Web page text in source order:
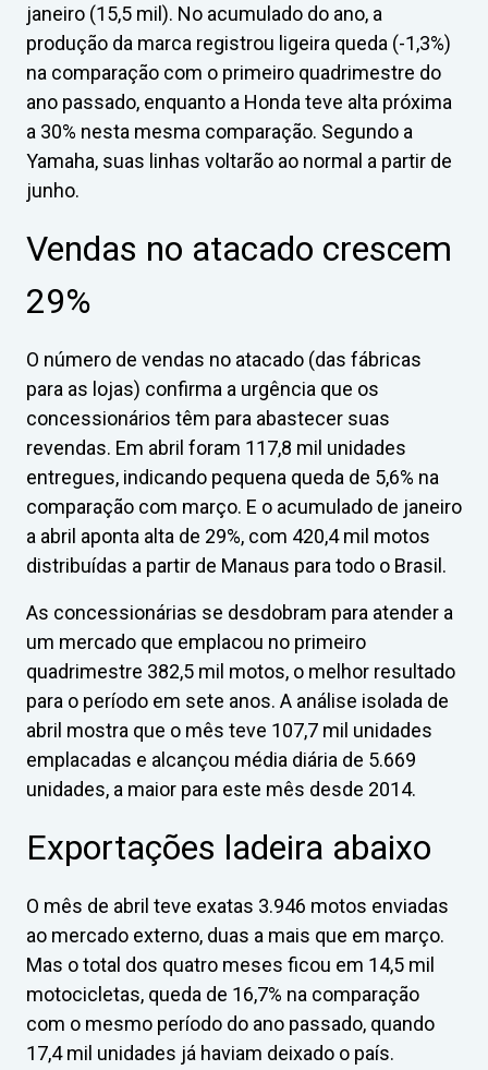
janeiro (15,5 mil). No acumulado do ano, a
produção da marca registrou ligeira queda (-1,3%)
na comparação com o primeiro quadrimestre do
ano passado, enquanto a Honda teve alta próxima
a 30% nesta mesma comparação. Segundo a
Yamaha, suas linhas voltarão ao normal a partir de
junho.
Vendas no atacado crescem
29%
O número de vendas no atacado (das fábricas
para as lojas) confirma a urgência que os
concessionários têm para abastecer suas
revendas. Em abril foram 117,8 mil unidades
entregues, indicando pequena queda de 5,6% na
comparação com março. E o acumulado de janeiro
a abril aponta alta de 29%, com 420,4 mil motos
distribuídas a partir de Manaus para todo o Brasil.
As concessionárias se desdobram para atender a
um mercado que emplacou no primeiro
quadrimestre 382,5 mil motos, o melhor resultado
para o período em sete anos. A análise isolada de
abril mostra que o mês teve 107,7 mil unidades
emplacadas e alcançou média diária de 5.669
unidades, a maior para este mês desde 2014.
Exportações ladeira abaixo
O mês de abril teve exatas 3.946 motos enviadas
ao mercado externo, duas a mais que em março.
Mas o total dos quatro meses ficou em 14,5 mil
motocicletas, queda de 16,7% na comparação
com o mesmo período do ano passado, quando
17,4 mil unidades já haviam deixado o país.